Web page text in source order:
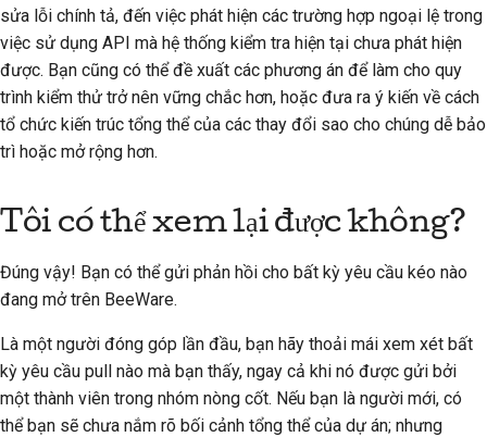
தமிழ்
Türkçe
Yкраїнська
中文(繁體)
2014
2013
sửa lỗi chính tả, đến việc phát hiện các trường hợp ngoại lệ trong
việc sử dụng API mà hệ thống kiểm tra hiện tại chưa phát hiện
được. Bạn cũng có thể đề xuất các phương án để làm cho quy
trình kiểm thử trở nên vững chắc hơn, hoặc đưa ra ý kiến về cách
tổ chức kiến trúc tổng thể của các thay đổi sao cho chúng dễ bảo
trì hoặc mở rộng hơn.
Tôi có thể xem lại được không?
Đúng vậy! Bạn có thể gửi phản hồi cho bất kỳ yêu cầu kéo nào
đang mở trên BeeWare.
Là một người đóng góp lần đầu, bạn hãy thoải mái xem xét bất
kỳ yêu cầu pull nào mà bạn thấy, ngay cả khi nó được gửi bởi
một thành viên trong nhóm nòng cốt. Nếu bạn là người mới, có
thể bạn sẽ chưa nắm rõ bối cảnh tổng thể của dự án; nhưng